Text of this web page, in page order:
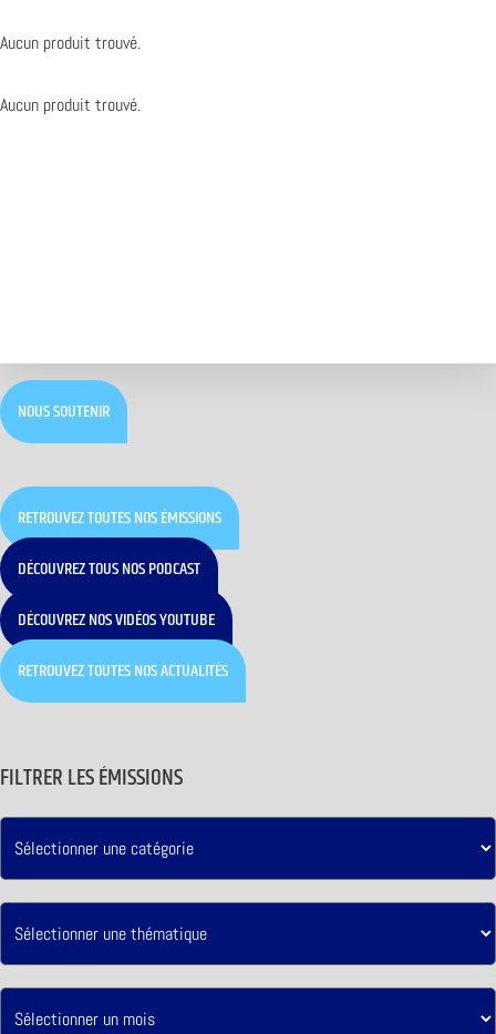
Aucun produit trouvé.
Aucun produit trouvé.
NOUS SOUTENIR
RETROUVEZ TOUTES NOS ÉMISSIONS
DÉCOUVREZ TOUS NOS PODCAST
DÉCOUVREZ NOS VIDÉOS YOUTUBE
RETROUVEZ TOUTES NOS ACTUALITÉS
FILTRER LES ÉMISSIONS